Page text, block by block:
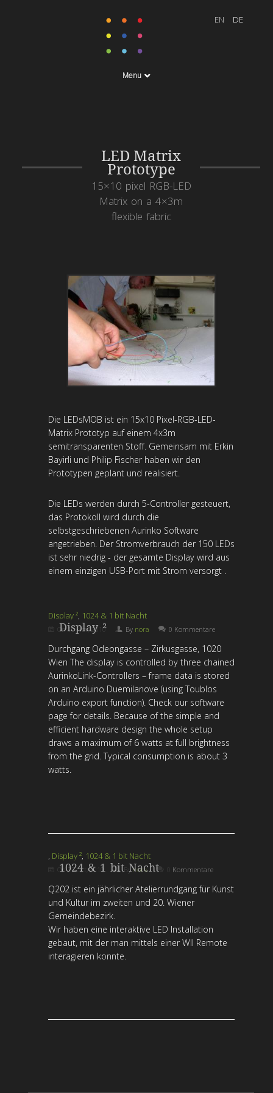
Menu
LED Matrix
Prototype
15×10 pixel RGB-LED
Matrix on a 4×3m
flexible fabric
Die LEDsMOB ist ein 15x10 Pixel-RGB-LED-
Matrix Prototyp auf einem 4x3m
semitransparenten Stoff. Gemeinsam mit Erkin
Bayirli und Philip Fischer haben wir den
Prototypen geplant und realisiert.
Die LEDs werden durch 5-Controller gesteuert,
das Protokoll wird durch die
selbstgeschriebenen Aurinko Software
angetrieben. Der Stromverbrauch der 150 LEDs
ist sehr niedrig - der gesamte Display wird aus
einem einzigen USB-Port mit Strom versorgt .
Display ², 1024 & 1 bit Nacht
Display ²
On10 Nov, 2010 By nora 0 Kommentare
Durchgang Odeongasse – Zirkusgasse, 1020
Wien The display is controlled by three chained
AurinkoLink-Controllers – frame data is stored
on an Arduino Duemilanove (using Toublos
Arduino export function). Check our software
page for details. Because of the simple and
efficient hardware design the whole setup
draws a maximum of 6 watts at full brightness
from the grid. Typical consumption is about 3
watts.
, Display ², 1024 & 1 bit Nacht
1024 & 1 bit Nacht
On27 Oct, 2010 Bynora 0 Kommentare
Q202 ist ein jährlicher Atelierrundgang für Kunst
und Kultur im zweiten und 20. Wiener
Gemeindebezirk.
Wir haben eine interaktive LED Installation
gebaut, mit der man mittels einer WII Remote
interagieren konnte.